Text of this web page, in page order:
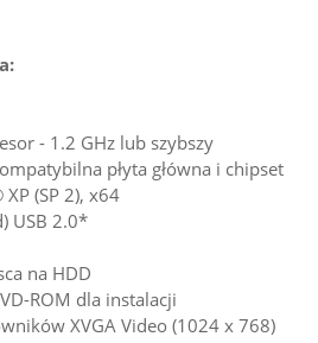
- 1.2 GHz lub szybszy
płyta główna i chipset
(SP 2), x64
USB 2.0*
na HDD
ROM dla instalacji
XVGA Video (1024 x 768)